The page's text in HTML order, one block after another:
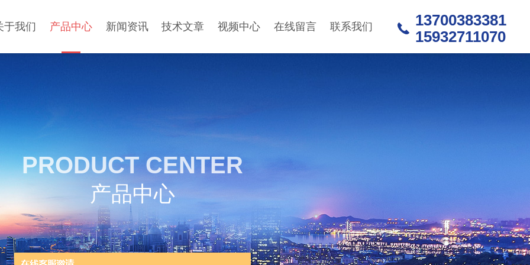
于我们 产品中心 新闻资讯 技术文章 视频中心 在线留言 联系我们
13700383381
15932711070
PRODUCT CENTER
产品中心